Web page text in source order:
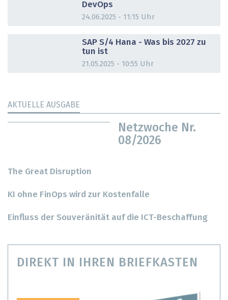
DevOps
24.06.2025 - 11:15 Uhr
SAP S/4 Hana - Was bis 2027 zu
tun ist
21.05.2025 - 10:55 Uhr
AKTUELLE AUSGABE
Netzwoche Nr.
08/2026
The Great Disruption
KI ohne FinOps wird zur Kostenfalle
Einfluss der Souveränität auf die ICT-Beschaffung
DIREKT IN IHREN BRIEFKASTEN